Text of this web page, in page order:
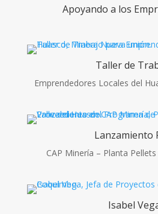
Apoyando a los
Taller de
Emprendedores Locales del
Lanzamiento
CAP Minería – Planta
Isabel